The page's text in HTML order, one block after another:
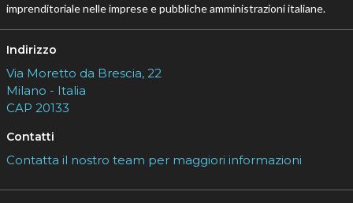
imprenditoriale nelle imprese e pubbliche amministrazioni italiane.
Indirizzo
Via Moretto da Brescia, 22
Milano - Italia
CAP 20133
Contatti
Contatta il nostro team per maggiori informazioni